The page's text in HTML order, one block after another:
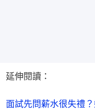
延伸閱讀：
面試先問薪水很失禮